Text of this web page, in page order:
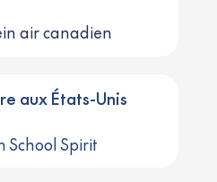
air canadien
aux États-Unis
School Spirit